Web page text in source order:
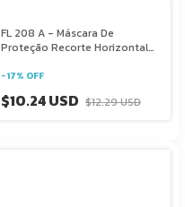
FL 208 A - Máscara De
Proteção Recorte Horizontal
-17% OFF
$10.24 USD $12.29 USD